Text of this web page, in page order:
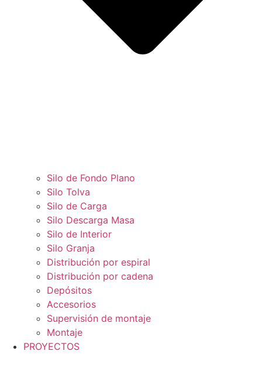
Silo de Fondo Plano
Silo Tolva
Silo de Carga
Silo Descarga Masa
Silo de Interior
Silo Granja
Distribución por espiral
Distribución por cadena
Depósitos
Accesorios
Supervisión de montaje
Montaje
PROYECTOS